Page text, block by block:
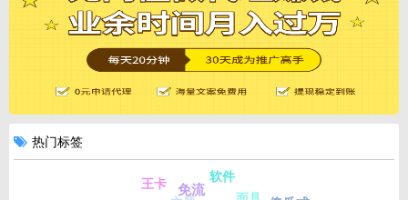
热门标签
免流
软件
王卡